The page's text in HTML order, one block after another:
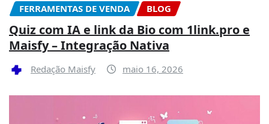
FERRAMENTAS DE VENDA BLOG
Quiz com IA e link da Bio com 1link.pro e
Maisfy – Integração Nativa
Redação Maisfy maio 16, 2026